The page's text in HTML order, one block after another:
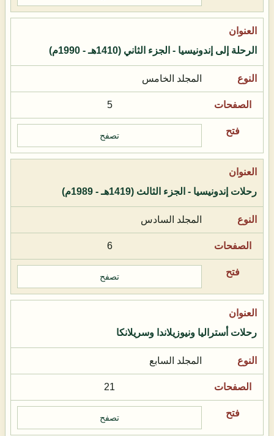
الرحلة إلى إندونيسيا - الجزء الثاني (1410هـ - 1990م)
المجلد الخامس
5
تصفح
رحلات إندونيسيا - الجزء الثالث (1419هـ - 1989م)
المجلد السادس
6
تصفح
رحلات أستراليا ونيوزيلاندا وسريلانكا
المجلد السابع
21
تصفح